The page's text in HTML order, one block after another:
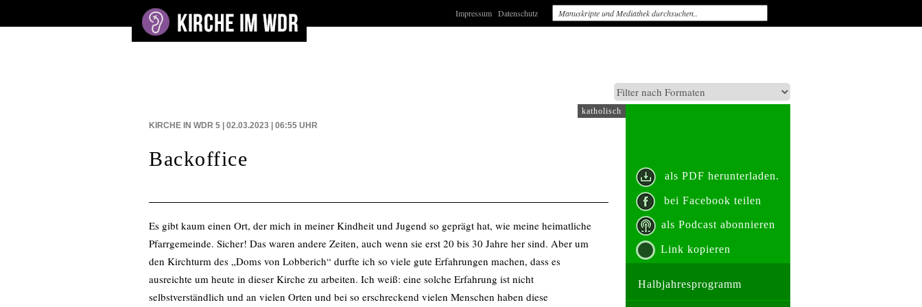
Impressum Datenschutz
katholisch
KIRCHE IN WDR 5 | 02.03.2023 | 06:55 UHR
Backoffice
Es gibt kaum einen Ort, der mich in meiner Kindheit und Jugend so geprägt hat, wie meine heimatliche
Pfarrgemeinde. Sicher! Das waren andere Zeiten, auch wenn sie erst 20 bis 30 Jahre her sind. Aber um
den Kirchturm des „Doms von Lobberich“ durfte ich so viele gute Erfahrungen machen, dass es
ausreichte um heute in dieser Kirche zu arbeiten. Ich weiß: eine solche Erfahrung ist nicht
selbstverständlich und an vielen Orten und bei so erschreckend vielen Menschen haben diese
als PDF herunterladen.
bei Facebook teilen
als Podcast abonnieren
Link kopieren
Halbjahresprogramm